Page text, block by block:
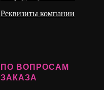
Реквизиты компании
ПО ВОПРОСАМ
ЗАКАЗА